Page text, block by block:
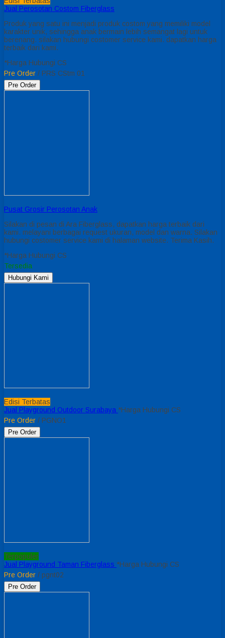
Jual Perosotan Costom Fiberglass
Produk yang satu ini menjadi produk costom yang memiliki model
karakter unik, sehingga anak bermain lebih semangat lagi untuk
berenang. silakan hubungi costomer service kami. dapatkan harga
terbaik dari kami.
*Harga Hubungi CS
Pre Order / PRS CStm 01
Pre Order
Pusat Grosir Perosotan Anak
Silakan di pesan di Ara Fiberglass, dapatkan harga terbaik dari
kami. melayani berbagai request ukuran, model dan warna. Silakan
hubungi costomer service kami di halaman website. Terima Kasih.
*Harga Hubungi CS
Tersedia
Hubungi Kami
Edisi Terbatas
Jual Playground Outdoor Surabaya *Harga Hubungi CS
Pre Order / PGNO1
Pre Order
Terpopuler
Jual Playground Taman Fiberglass *Harga Hubungi CS
Pre Order / pgnt02
Pre Order